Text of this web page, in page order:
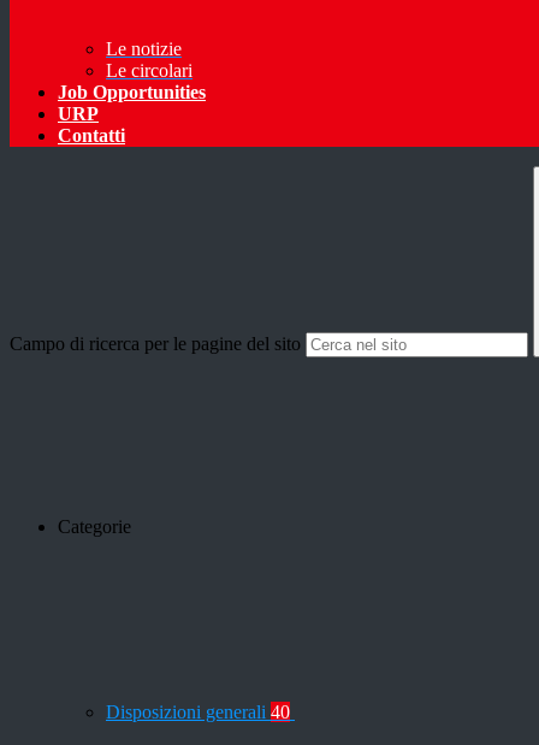
Le notizie
Le circolari
Job Opportunities
URP
Contatti
Campo di ricerca per le pagine del sito
Categorie
Disposizioni generali 40